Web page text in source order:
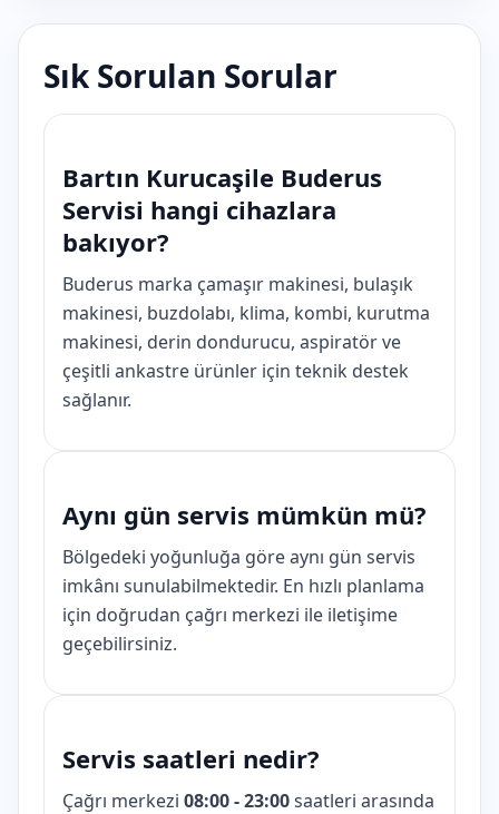
Sık Sorulan Sorular
Bartın Kurucaşile Buderus
Servisi hangi cihazlara
bakıyor?
Buderus marka çamaşır makinesi, bulaşık
makinesi, buzdolabı, klima, kombi, kurutma
makinesi, derin dondurucu, aspiratör ve
çeşitli ankastre ürünler için teknik destek
sağlanır.
Aynı gün servis mümkün mü?
Bölgedeki yoğunluğa göre aynı gün servis
imkânı sunulabilmektedir. En hızlı planlama
için doğrudan çağrı merkezi ile iletişime
geçebilirsiniz.
Servis saatleri nedir?
Çağrı merkezi 08:00 - 23:00saatleri arasında